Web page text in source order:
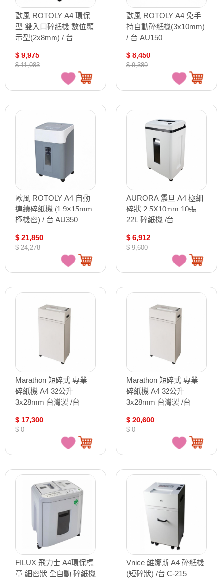
歐風 ROTOLY A4 環保
型 雙入口碎紙機 數位顯
示型(2x8mm) / 台
$ 9,975
$ 11,083
歐風 ROTOLY A4 免手
持自動碎紙機(3x10mm)
/ 台 AU150
$ 8,450
$ 9,389
歐風 ROTOLY A4 自動
連續碎紙機 (1.9×15mm
極機密) / 台 AU350
$ 21,850
$ 24,278
AURORA 震旦 A4 極細
碎狀 2.5X10mm 10張
22L 碎紙機 /台
用卡)
$ 6,912
$ 9,600
Marathon 短碎式 專業
碎紙機 A4 32公升
3x28mm 台灣製 /台
$ 17,300
$ 0
Marathon 短碎式 專業
碎紙機 A4 32公升
3x28mm 台灣製 /台
$ 20,600
$ 0
FILUX 飛力士 A4環保標
章 細密狀 全自動 碎紙機
Vnice 維娜斯 A4 碎紙機
(短碎狀) /台 C-215